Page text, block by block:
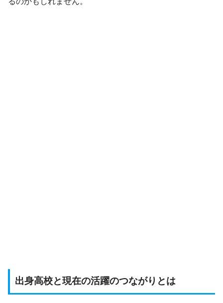
出身高校と現在の活躍のつながりとは